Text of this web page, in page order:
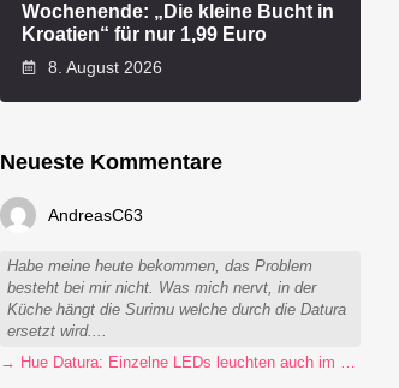
Wochenende: „Die kleine Bucht in
Kroatien“ für nur 1,99 Euro
8. August 2026
Neueste Kommentare
AndreasC63
Habe meine heute bekommen, das Problem
besteht bei mir nicht. Was mich nervt, in der
Küche hängt die Surimu welche durch die Datura
ersetzt wird....
→ Hue Datura: Einzelne LEDs leuchten auch im ausgeschalteten Zustand